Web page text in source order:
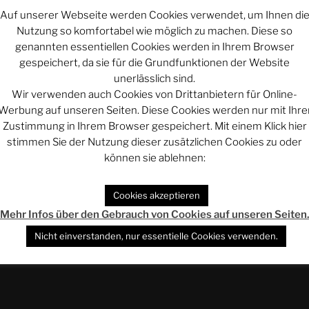
klicken, um den Inhalt von impressum.phan.pro
Inhalt von impressum.phan.pro immer anzeigen
„PHAN.PRO
Auf unserer Webseite werden Cookies verwendet, um Ihnen die
Nutzung so komfortabel wie möglich zu machen. Diese so
genannten essentiellen Cookies werden in Ihrem Browser
gespeichert, da sie für die Grundfunktionen der Website
unerlässlich sind.
Wir verwenden auch Cookies von Drittanbietern für Online-
auf unseren Seiten. Diese Cookies werden nur mit
Zustimmung in Ihrem Browser gespeichert. Mit einem Klick hier
stimmen Sie der Nutzung dieser zusätzlichen Cookies zu oder
können sie ablehnen:
Cookies akzeptieren
Mehr Infos über den Gebrauch von Cookies auf unseren Seiten.
Nicht einverstanden, nur essentielle Cookies verwenden.